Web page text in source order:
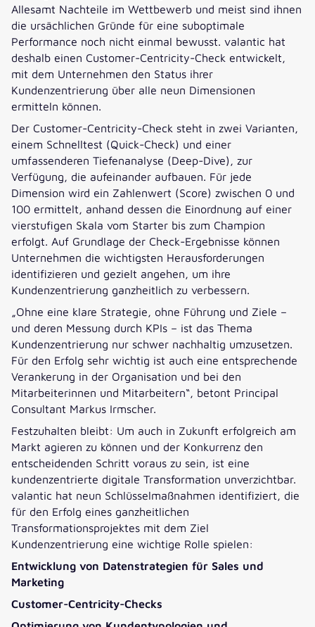
Allesamt Nachteile im Wettbewerb und meist sind ihnen
die ursächlichen Gründe für eine suboptimale
Performance noch nicht einmal bewusst. valantic hat
deshalb einen Customer-Centricity-Check entwickelt,
mit dem Unternehmen den Status ihrer
Kundenzentrierung über alle neun Dimensionen
ermitteln können.
Der Customer-Centricity-Check steht in zwei Varianten,
einem Schnelltest (Quick-Check) und einer
umfassenderen Tiefenanalyse (Deep-Dive), zur
Verfügung, die aufeinander aufbauen. Für jede
Dimension wird ein Zahlenwert (Score) zwischen 0 und
100 ermittelt, anhand dessen die Einordnung auf einer
vierstufigen Skala vom Starter bis zum Champion
erfolgt. Auf Grundlage der Check-Ergebnisse können
Unternehmen die wichtigsten Herausforderungen
identifizieren und gezielt angehen, um ihre
Kundenzentrierung ganzheitlich zu verbessern.
„Ohne eine klare Strategie, ohne Führung und Ziele –
und deren Messung durch KPIs – ist das Thema
Kundenzentrierung nur schwer nachhaltig umzusetzen.
Für den Erfolg sehr wichtig ist auch eine entsprechende
Verankerung in der Organisation und bei den
Mitarbeiterinnen und Mitarbeitern“, betont Principal
Consultant Markus Irmscher.
Festzuhalten bleibt: Um auch in Zukunft erfolgreich am
Markt agieren zu können und der Konkurrenz den
entscheidenden Schritt voraus zu sein, ist eine
kundenzentrierte digitale Transformation unverzichtbar.
valantic hat neun Schlüsselmaßnahmen identifiziert, die
für den Erfolg eines ganzheitlichen
Transformationsprojektes mit dem Ziel
Kundenzentrierung eine wichtige Rolle spielen:
Entwicklung von Datenstrategien für Sales und
Marketing
Customer-Centricity-Checks